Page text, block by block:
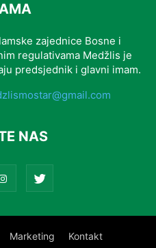
zajednice Bosne i
regulativama Medžlis je
predsjednik i glavni imam.
NAS
Marketing Kontakt